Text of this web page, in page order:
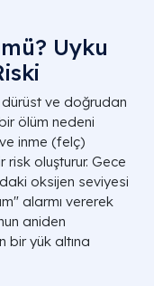
Uyku
dürüst ve doğrudan
ölüm nedeni
ve inme (felç)
oluşturur. Gece
oksijen seviyesi
alarmı vererek
aniden
bir yük altına